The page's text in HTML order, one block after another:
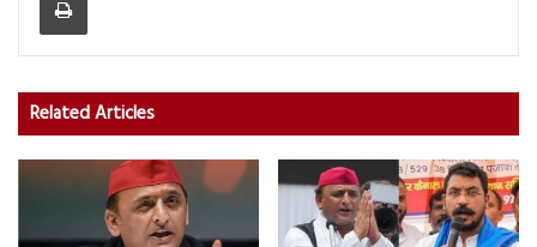
Related Articles